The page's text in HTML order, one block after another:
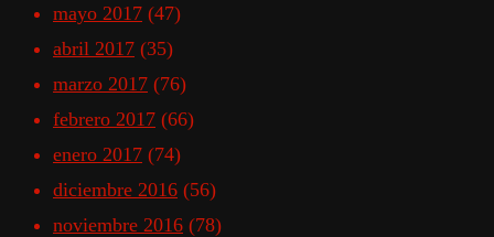
mayo 2017 (47)
abril 2017 (35)
marzo 2017 (76)
febrero 2017 (66)
enero 2017 (74)
diciembre 2016 (56)
noviembre 2016 (78)